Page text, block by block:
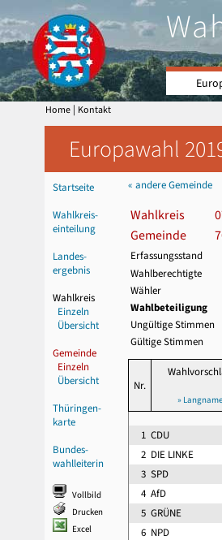
Home | Kontakt
Europawahl
Startseite
Wahlkreis-
einteilung
Landes-
ergebnis
Wahlkreis
Einzeln
Übersicht
Gemeinde
Einzeln
Übersicht
Thüringen-
karte
Bundes-
wahlleiterin
Vollbild
Drucken
Excel
« andere Gemeinde
Wahlkreis
Gemeinde
Erfassungsstand
Wahlberechtigte
Wähler
Wahlbeteiligung
Ungültige Stimmen
Gültige Stimmen
Nr.
» Langname
1 CDU
2 DIE LINKE
3 SPD
4 AfD
5 GRÜNE
6 NPD